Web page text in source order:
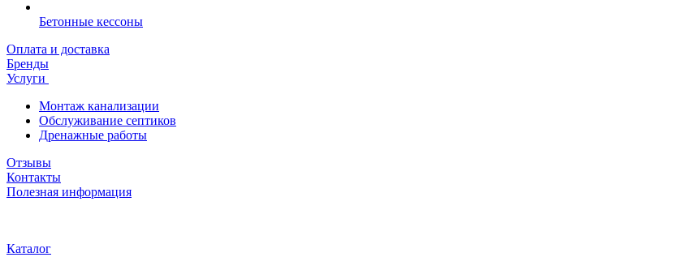
Бетонные кессоны
Оплата и доставка
Бренды
Услуги
Монтаж канализации
Обслуживание септиков
Дренажные работы
Отзывы
Контакты
Полезная информация
Каталог